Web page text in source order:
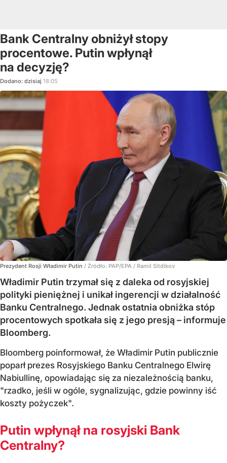
Bank Centralny obniżył stopy
procentowe. Putin wpłynął
na decyzję?
Dodano: dzisiaj 18:05
Prezydent Rosji Władimir Putin / Źródło: PAP/EPA / Ramil Sitdikov
Władimir Putin trzymał się z daleka od rosyjskiej
polityki pieniężnej i unikał ingerencji w działalność
Banku Centralnego. Jednak ostatnia obniżka stóp
procentowych spotkała się z jego presją – informuje
Bloomberg.
Bloomberg poinformował, że Władimir Putin publicznie
poparł prezes Rosyjskiego Banku Centralnego Elwirę
Nabiullinę, opowiadając się za niezależnością banku,
"rzadko, jeśli w ogóle, sygnalizując, gdzie powinny iść
koszty pożyczek".
Putin wpłynął na rosyjski Bank
Centralny?